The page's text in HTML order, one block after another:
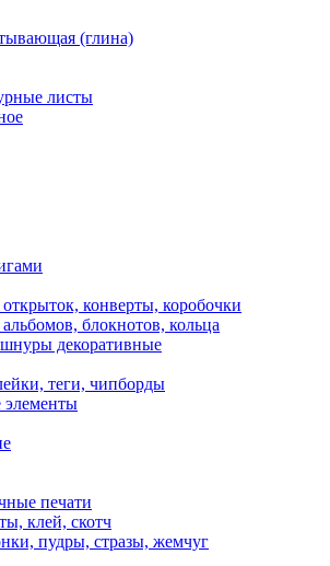
(глина)
листы
открыток, конверты, коробочки
блокнотов, кольца
декоративные
теги, чипборды
элементы
печати
клей, скотч
пудры, стразы, жемчуг